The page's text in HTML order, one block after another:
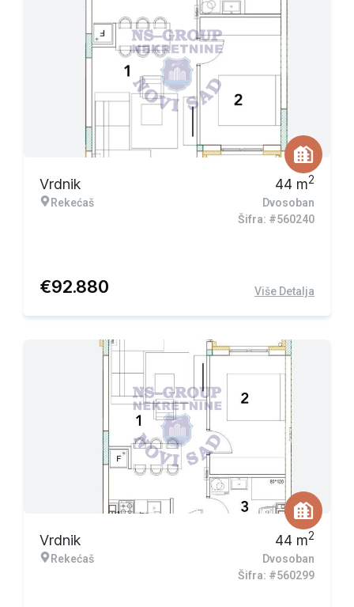
Vrdnik
Rekećaš
44 m2
Dvosoban
Šifra: #560240
€92.880 Više Detalja
Vrdnik
Rekećaš
44 m2
Dvosoban
Šifra: #560299